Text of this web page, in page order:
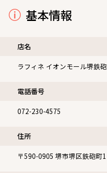
基本情報
店名
ラフィネ イオンモール堺鉄
電話番号
072-230-4575
住所
〒590-0905 堺市堺区鉄砲町